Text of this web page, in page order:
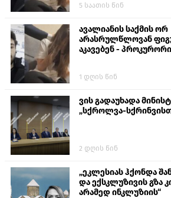
თავს დასხმოდა გიგა
5 საათის წინ
ავალიანის საქმის ორ
არასრულწლოვან
აკავებენ -
1 დღის წინ
ვის გადაუხადა
„სქროლვა-
2 დღის წინ
„ეკლესიას ჰქონდა
და ექსკლუზივის გზა
არამედ ინკლუზიის“